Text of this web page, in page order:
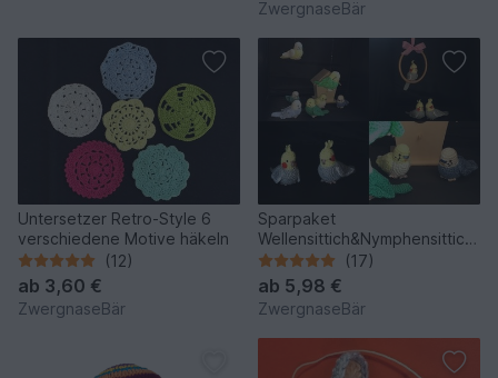
ZwergnaseBär
Untersetzer Retro-Style 6
verschiedene Motive häkeln
(12)
ab 3,60 €
ZwergnaseBär
Sparpaket
Wellensittich&Nymphensittich
Häkelanleitung
(17)
ab 5,98 €
ZwergnaseBär